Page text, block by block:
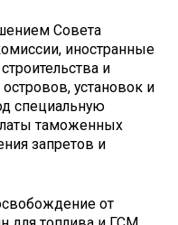
Совета
иностранные
и
установок и
специальную
таможенных
запретов и
от